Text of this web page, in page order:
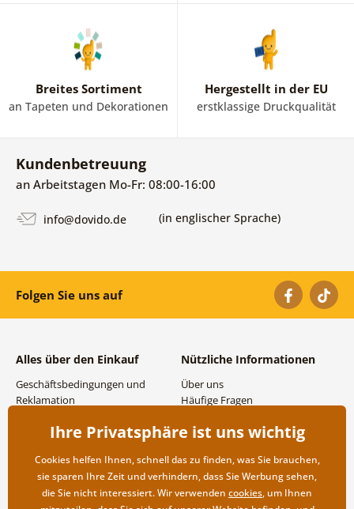
Breites Sortiment
an Tapeten und Dekorationen
Hergestellt in der EU
erstklassige Druckqualität
Kundenbetreuung
an Arbeitstagen Mo-Fr: 08:00-16:00
info@dovido.de (in englischer Sprache)
Folgen Sie uns auf
Alles über den Einkauf
Geschäftsbedingungen und
Reklamation
Versand- und
Rücksendung der Ware
Nützliche Informationen
Über uns
Häufige Fragen
Großhandel und
Ihre Privatsphäre ist uns wichtig
Cookies helfen Ihnen, schnell das zu finden, was Sie brauchen,
sie sparen Ihre Zeit und verhindern, dass Sie Werbung sehen,
die Sie nicht interessiert. Wir verwenden cookies, um Ihnen